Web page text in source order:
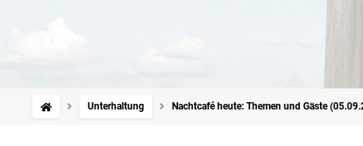
Unterhaltung Nachtcafé heute: Themen und Gäste